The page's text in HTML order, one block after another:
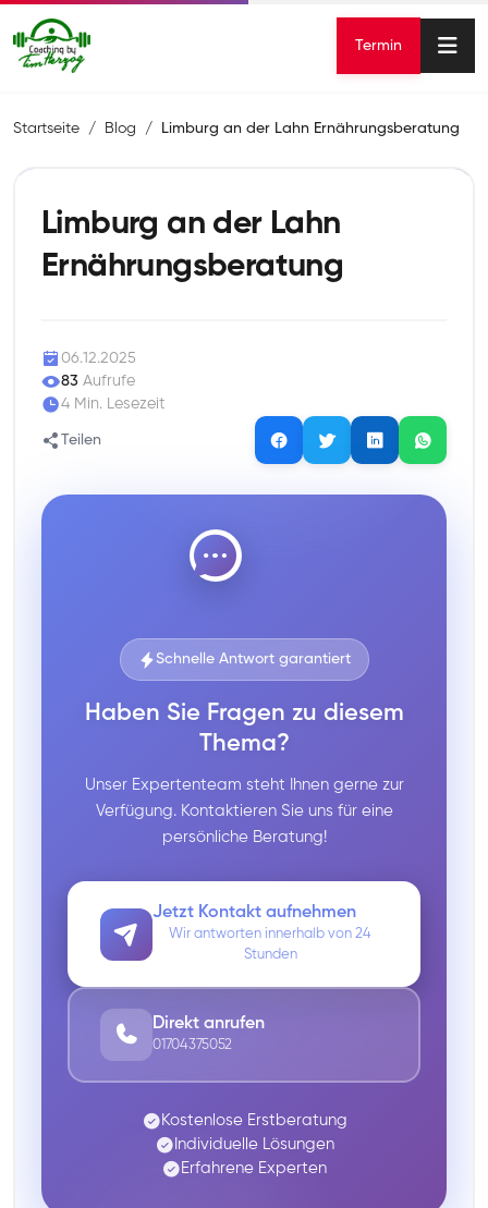
Termin
Startseite Blog Limburg an der Lahn Ernährungsberatung
Limburg an der Lahn
Ernährungsberatung
06.12.2025
83 Aufrufe
4 Min. Lesezeit
Teilen
Schnelle Antwort garantiert
Haben Sie Fragen zu diesem
Thema?
Unser Expertenteam steht Ihnen gerne zur
Verfügung. Kontaktieren Sie uns für eine
persönliche Beratung!
Jetzt Kontakt aufnehmen
Wir antworten innerhalb von 24
Stunden
Direkt anrufen
01704375052
Kostenlose Erstberatung
Individuelle Lösungen
Erfahrene Experten